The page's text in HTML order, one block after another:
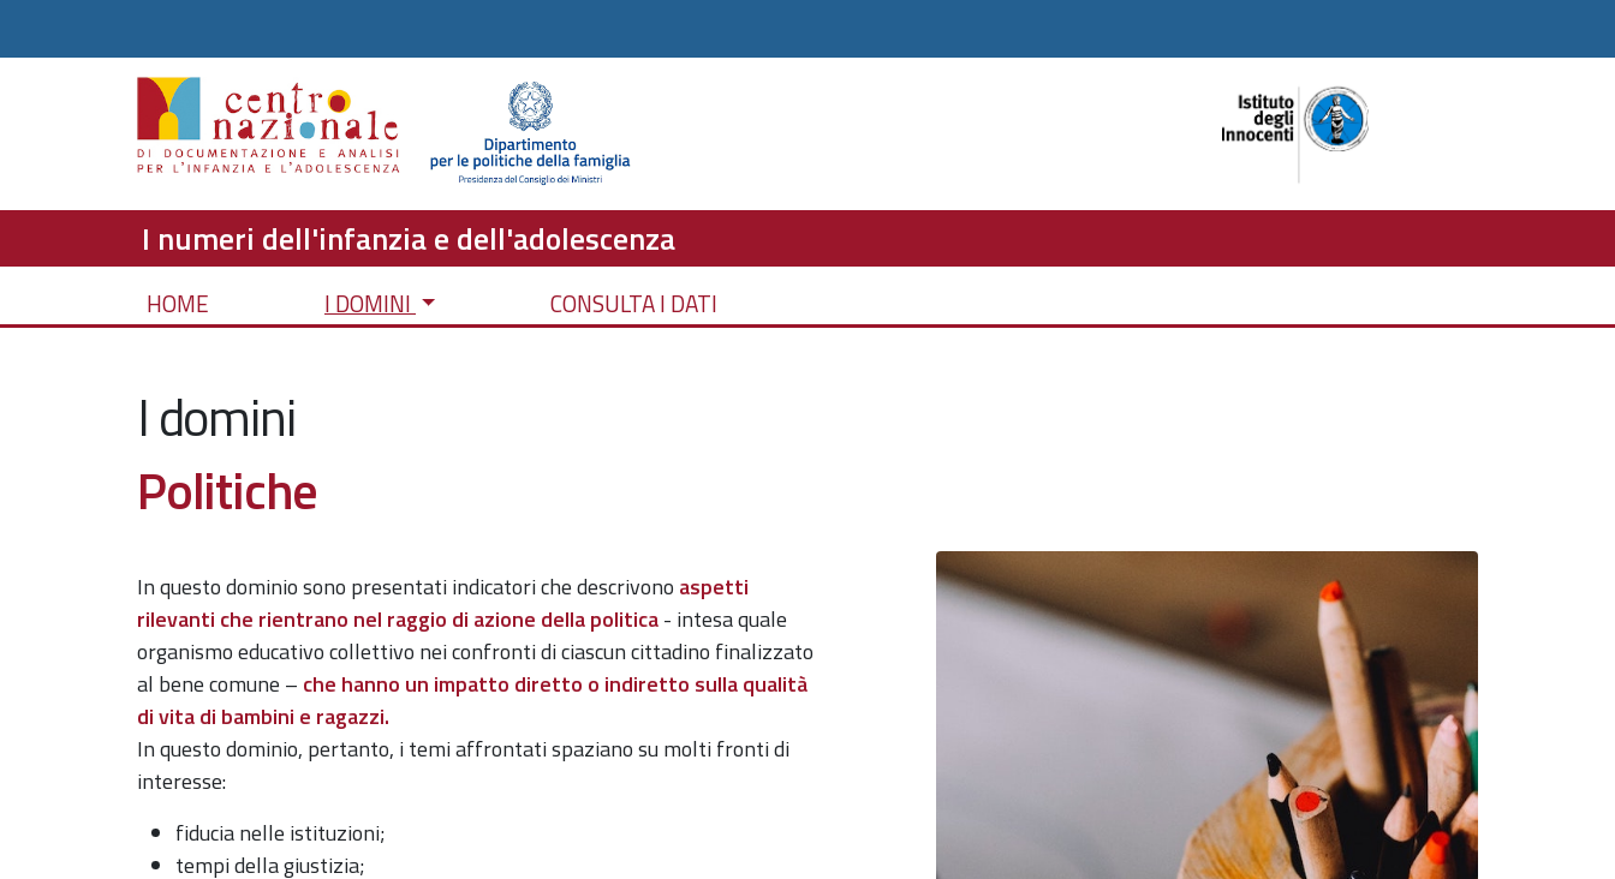
I numeri dell'infanzia e dell'adolescenza
HOME I DOMINI CONSULTA I DATI
I domini
Politiche
In questo dominio sono presentati indicatori che descrivono aspetti
rilevanti che rientrano nel raggio di azione della politica- intesa quale
organismo educativo collettivo nei confronti di ciascun cittadino finalizzato
al bene comune – che hanno un impatto diretto o indiretto sulla qualità
di vita di bambini e ragazzi.
In questo dominio, pertanto, i temi affrontati spaziano su molti fronti di
interesse:
fiducia nelle istituzioni;
tempi della giustizia;